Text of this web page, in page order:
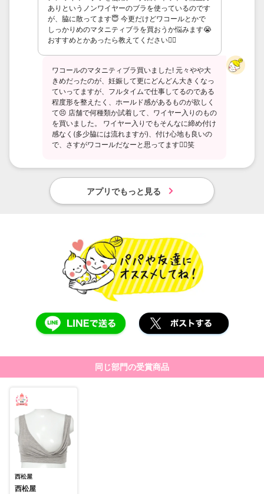
ありというノンワイヤーのブラを使っているのです
が、脇に散ってます😇 今更だけどワコールとかで
しっかりめのマタニティブラを買おうか悩みます😭
おすすめとかあったら教えてください🙇‍♀️
ワコールのマタニティブラ買いました! 元々やや大
きめだったのが、妊娠して更にどんどん大きくなっ
ていってますが、フルタイムで仕事してるのである
程度形を整えたく、ホールド感があるものが欲しく
て😣 店舗で何種類か試着して、ワイヤー入りのもの
を買いました。 ワイヤー入りでもそんなに締め付け
感なく(多少脇には流れますが)、付け心地も良いの
で、さすがワコールだなーと思ってます🙆‍♀笑
アプリでもっと見る
同じ部門の受賞商品
西松屋
西松屋